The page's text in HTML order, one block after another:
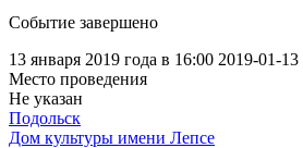
Событие завершено
13 января 2019 года в 16:00 2019-01-13
Место проведения
Не указан
Подольск
Дом культуры имени Лепсе